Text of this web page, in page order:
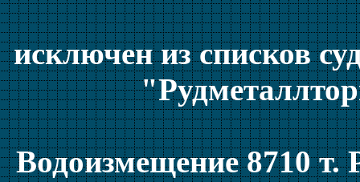
исключен из списков
Водоизмещение 8710 т.